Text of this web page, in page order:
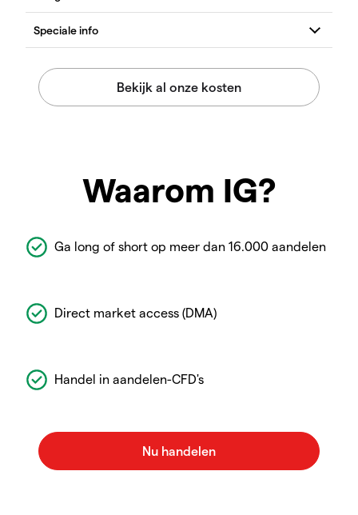
Waarom IG?
Ga long of short op meer dan 16.000 aandelen
Direct market access (DMA)
Handel in aandelen-CFD's